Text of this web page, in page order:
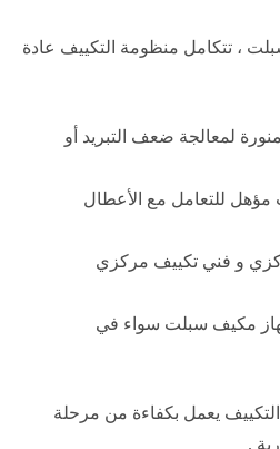
، تتكامل منظومة التكييف عادة
لمعالجة ضعف التبريد أو
للتعامل مع الأعطال
و فني تكييف مركزي
مكيف سبلت سواء في
يعمل بكفاءة من مرحلة
.